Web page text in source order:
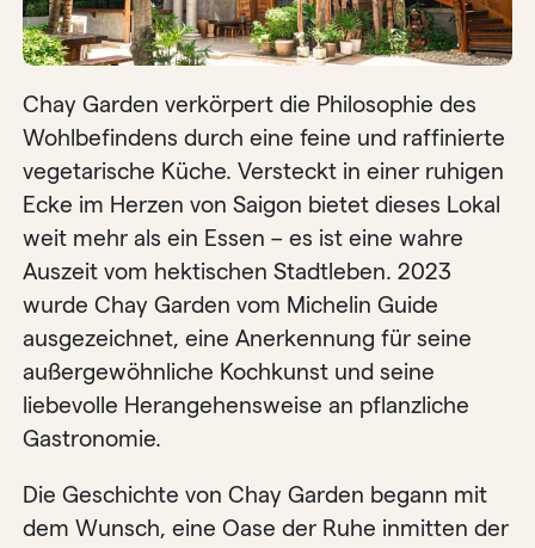
Chay Garden verkörpert die Philosophie des
Wohlbefindens durch eine feine und raffinierte
vegetarische Küche. Versteckt in einer ruhigen
Ecke im Herzen von Saigon bietet dieses Lokal
weit mehr als ein Essen – es ist eine wahre
Auszeit vom hektischen Stadtleben. 2023
wurde Chay Garden vom Michelin Guide
ausgezeichnet, eine Anerkennung für seine
außergewöhnliche Kochkunst und seine
liebevolle Herangehensweise an pflanzliche
Gastronomie.
Die Geschichte von Chay Garden begann mit
dem Wunsch, eine Oase der Ruhe inmitten der